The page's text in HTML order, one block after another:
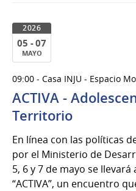
2026
05 - 07
MAYO
al
07
de
del
2026
09:00 - Casa INJU - Espacio
ACTIVA -
Territorio
En línea con las políticas
por el Ministerio de
5, 6 y 7 de mayo se
“ACTIVA”, un encuentro